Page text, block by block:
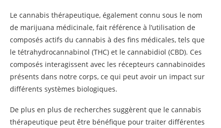
Le cannabis thérapeutique, également connu sous le nom
de marijuana médicinale, fait référence à l’utilisation de
composés actifs du cannabis à des fins médicales, tels que
le tétrahydrocannabinol (THC) et le cannabidiol (CBD). Ces
composés interagissent avec les récepteurs cannabinoïdes
présents dans notre corps, ce qui peut avoir un impact sur
différents systèmes biologiques.
De plus en plus de recherches suggèrent que le cannabis
thérapeutique peut être bénéfique pour traiter différentes